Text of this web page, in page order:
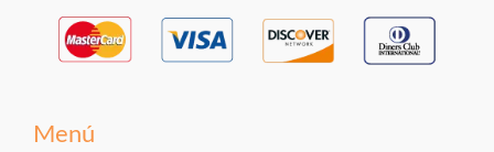
Menú